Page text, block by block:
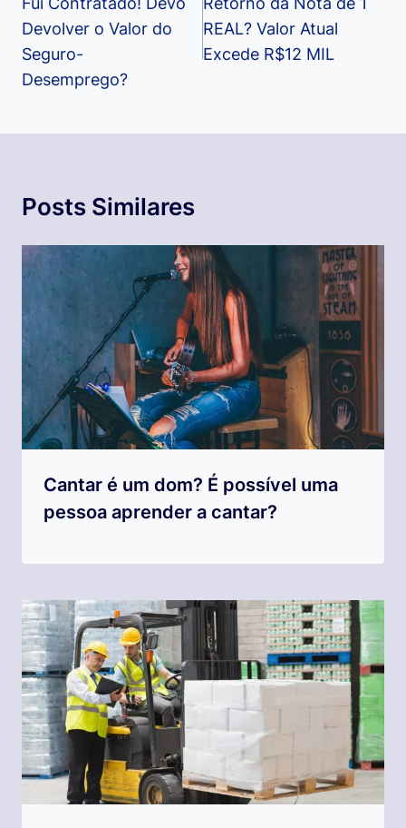
Post
Devolver o Valor do
Seguro-
Desemprego?
REAL? Valor Atual
Excede R$12 MIL
Posts Similares
Cantar é um dom? É possível uma
pessoa aprender a cantar?